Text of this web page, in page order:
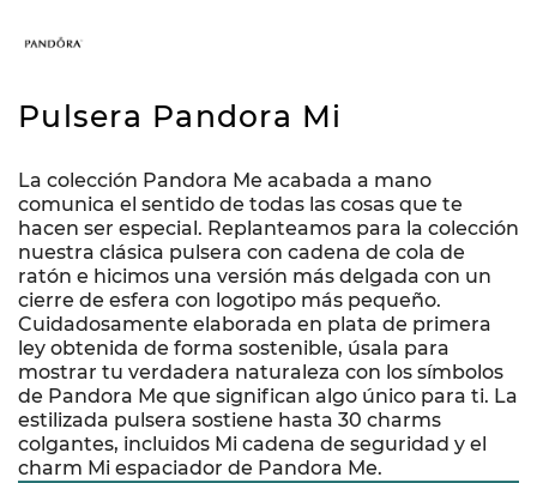
Pulsera Pandora Mi
La colección Pandora Me acabada a mano
comunica el sentido de todas las cosas que te
hacen ser especial. Replanteamos para la colección
nuestra clásica pulsera con cadena de cola de
ratón e hicimos una versión más delgada con un
cierre de esfera con logotipo más pequeño.
Cuidadosamente elaborada en plata de primera
ley obtenida de forma sostenible, úsala para
mostrar tu verdadera naturaleza con los símbolos
de Pandora Me que significan algo único para ti. La
estilizada pulsera sostiene hasta 30 charms
colgantes, incluidos Mi cadena de seguridad y el
charm Mi espaciador de Pandora Me.